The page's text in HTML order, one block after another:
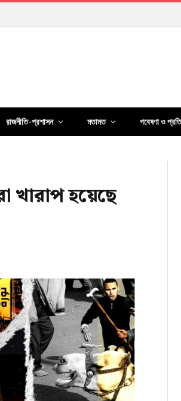
রাজনীতি-প্রশাসন মতামত গবেষণা ও
হয়েছে